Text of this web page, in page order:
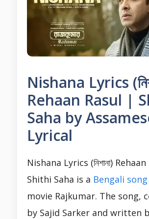
Nishana Lyrics
Rehaan Rasul |
Saha by
Lyrical
Nishana Lyrics (নিশানা)
Shithi Saha is a Bengali song
movie Rajkumar. The song,
by Sajid Sarker and written